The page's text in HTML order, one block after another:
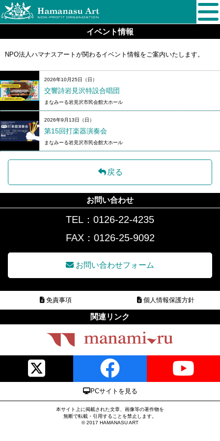
イベント情報
NPO法人ハマナスアートが関わるイベント情報をご案内いたします。
no image
2026年10月25日（日）
交響詩岩見沢特設合唱団
まなみーる岩見沢市民会館大ホール
no image
2026年9月13日（日）
第15回打楽器演奏会
まなみーる岩見沢市民会館大ホール
戻る
お問い合わせ
TEL：0126-22-4235
FAX：0126-25-9092
お問い合わせフォーム
免責事項 個人情報保護方針
関連リンク
PCサイトを見る
本サイト上に掲載された文章、画像等の著作物を
無断で転載・引用することを禁止します。
© 2017 HAMANASU ART